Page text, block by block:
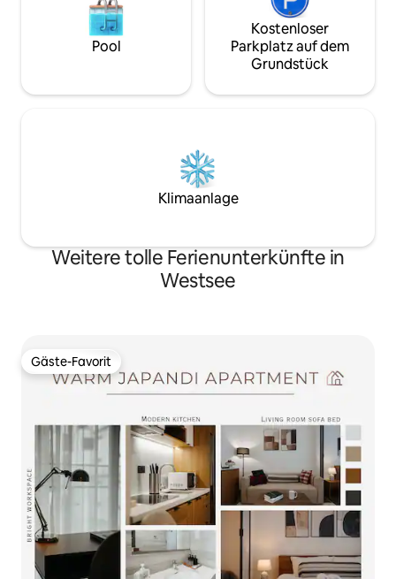
Pool
Kostenloser
Parkplatz auf dem
Grundstück
Klimaanlage
Weitere tolle Ferienunterkünfte in
Westsee
Gäste-Favorit
Gäste-Favorit